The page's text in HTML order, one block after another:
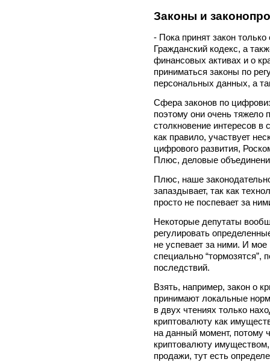
Законы и
- Пока принят закон
Гражданский кодекс, а
финансовых активах и о
приниматься законы по
персональных данных, а
Сфера законов по
поэтому они очень тяжело
столкновение интересов
как правило, участвует
цифрового развития,
Плюс, деловые
Плюс, наше
запаздывает, так как
просто не поспевает за
Некоторые депутаты
регулировать
не успевает за ними. И
специально “тормозятся”,
последствий.
Взять, например, закон о
принимают локальные
в двух чтениях только
криптовалюту как
на данный момент, потому
криптовалюту
продажи, тут есть